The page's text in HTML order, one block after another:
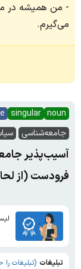
من همیشه در
می‌گیرم.
noun
singular
جامعه‌شناسی
آسیب‌پذیر
فرودست (از
تبلیغات (تبلیغات